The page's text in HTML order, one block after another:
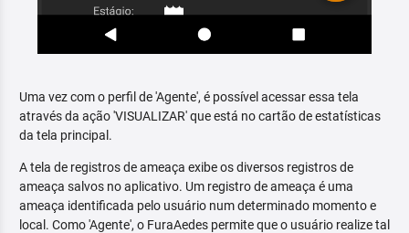
Uma vez com o perfil de 'Agente', é possível acessar essa tela
através da ação 'VISUALIZAR' que está no cartão de estatísticas
da tela principal.
A tela de registros de ameaça exibe os diversos registros de
ameaça salvos no aplicativo. Um registro de ameaça é uma
ameaça identificada pelo usuário num determinado momento e
local. Como 'Agente', o FuraAedes permite que o usuário realize tal